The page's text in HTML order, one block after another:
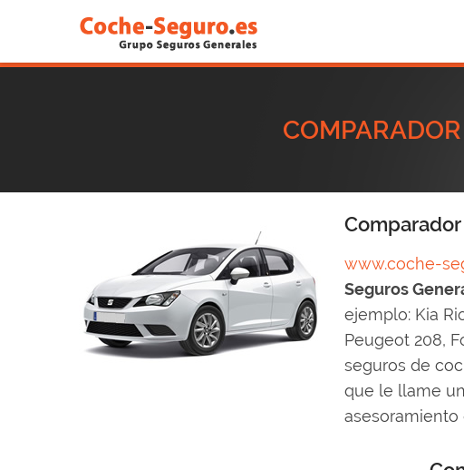
www.coche-
Seguros
ejemplo: Kia
Peugeot 208,
seguros de
que le llame
asesoramiento